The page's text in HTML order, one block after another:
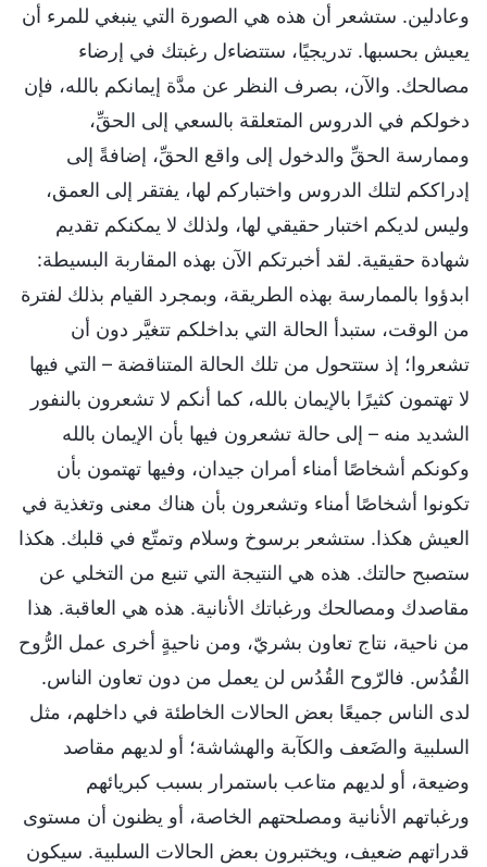
وعادلين. ستشعر أن هذه هي الصورة التي ينبغي للمرء أن
يعيش بحسبها. تدريجيًا، ستتضاءل رغبتك في إرضاء
مصالحك. والآن، بصرف النظر عن مدَّة إيمانكم بالله، فإن
دخولكم في الدروس المتعلقة بالسعي إلى الحقِّ،
وممارسة الحقِّ والدخول إلى واقع الحقِّ، إضافةً إلى
إدراككم لتلك الدروس واختباركم لها، يفتقر إلى العمق،
وليس لديكم اختبار حقيقي لها، ولذلك لا يمكنكم تقديم
شهادة حقيقية. لقد أخبرتكم الآن بهذه المقاربة البسيطة:
ابدؤوا بالممارسة بهذه الطريقة، وبمجرد القيام بذلك لفترة
من الوقت، ستبدأ الحالة التي بداخلكم تتغيَّر دون أن
تشعروا؛ إذ ستتحول من تلك الحالة المتناقضة – التي فيها
لا تهتمون كثيرًا بالإيمان بالله، كما أنكم لا تشعرون بالنفور
الشديد منه – إلى حالة تشعرون فيها بأن الإيمان بالله
وكونكم أشخاصًا أمناء أمران جيدان، وفيها تهتمون بأن
تكونوا أشخاصًا أمناء وتشعرون بأن هناك معنى وتغذية في
العيش هكذا. ستشعر برسوخ وسلام وتمتّع في قلبك. هكذا
ستصبح حالتك. هذه هي النتيجة التي تنبع من التخلي عن
مقاصدك ومصالحك ورغباتك الأنانية. هذه هي العاقبة. هذا
من ناحية، نتاج تعاون بشريّ، ومن ناحيةٍ أخرى عمل الرُّوح
القُدُس. فالرّوح القُدُس لن يعمل من دون تعاون الناس.
لدى الناس جميعًا بعض الحالات الخاطئة في داخلهم، مثل
السلبية والضَعف والكآبة والهشاشة؛ أو لديهم مقاصد
وضيعة، أو لديهم متاعب باستمرار بسبب كبريائهم
ورغباتهم الأنانية ومصلحتهم الخاصة، أو يظنون أن مستوى
قدراتهم ضعيف، ويختبرون بعض الحالات السلبية. سيكون